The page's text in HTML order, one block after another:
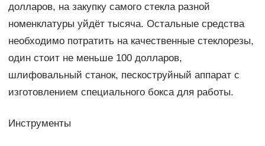
долларов, на закупку самого стекла разной
номенклатуры уйдёт тысяча. Остальные средства
необходимо потратить на качественные стеклорезы,
один стоит не меньше 100 долларов,
шлифовальный станок, пескоструйный аппарат с
изготовлением специального бокса для работы.
Инструменты